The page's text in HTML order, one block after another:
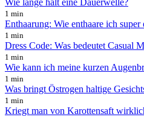
Wie lange hält eine Dauerwelle?
1 min
Enthaarung: Wie enthaare ich
1 min
Dress Code: Was bedeutet Casual
1 min
Wie kann ich meine kurzen
1 min
Was bringt Östrogen haltige
1 min
Kriegt man von Karottensaft